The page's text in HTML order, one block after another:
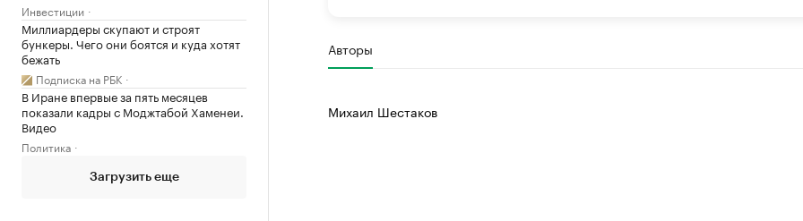
Инвестиции
Миллиардеры скупают и строят
бункеры. Чего они боятся и куда хотят
бежать
Подписка на РБК
В Иране впервые за пять месяцев
показали кадры с Моджтабой Хаменеи.
Видео
Политика
Загрузить еще
Авторы
Михаил Шестаков